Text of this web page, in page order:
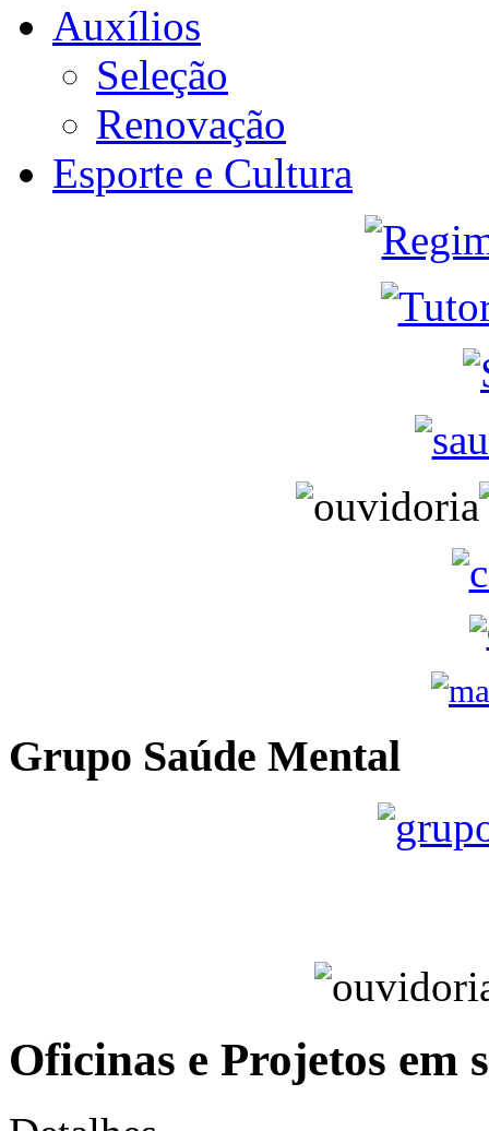
Auxílios
Seleção
Renovação
Esporte e Cultura
Grupo Saúde Mental
Oficinas e Projetos em